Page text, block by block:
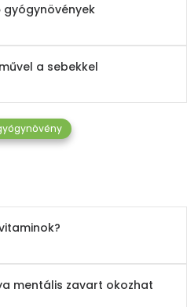
a sebekkel
mentális zavart okozhat